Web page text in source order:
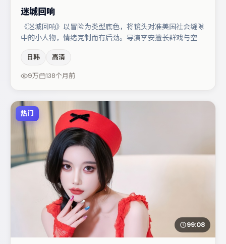
迷城回响
《迷城回响》以冒险为类型底色，将镜头对准美国社会缝隙
中的小人物，情绪克制而有后劲。导演李安擅长群戏与空间
担叙事驱动，亚当·德赖弗、雷佳音分别提供反差与喜剧/悬
疑调剂（视场次而定）。整体完成度较高，适合周末一口气
日韩 高清
9万 138个月前
热门
99:08